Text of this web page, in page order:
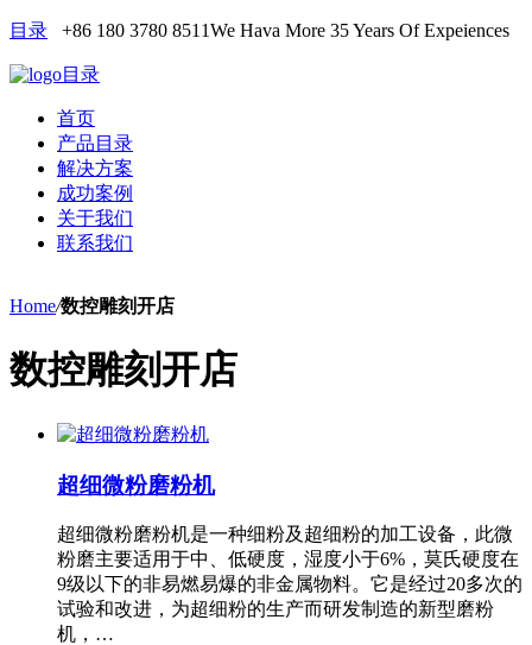
目录 +86 180 3780 8511We Hava More 35 Years Of Expeiences
目录
首页
产品目录
解决方案
成功案例
关于我们
联系我们
Home/数控雕刻开店
数控雕刻开店
超细微粉磨粉机
超细微粉磨粉机是一种细粉及超细粉的加工设备，此微
粉磨主要适用于中、低硬度，湿度小于6%，莫氏硬度在
9级以下的非易燃易爆的非金属物料。它是经过20多次的
试验和改进，为超细粉的生产而研发制造的新型磨粉
机，…